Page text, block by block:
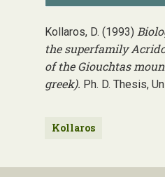
Kollaros, D. (1993)
the superfamily
of the Giouchtas
greek). Ph. D. Thesis,
Kollaros